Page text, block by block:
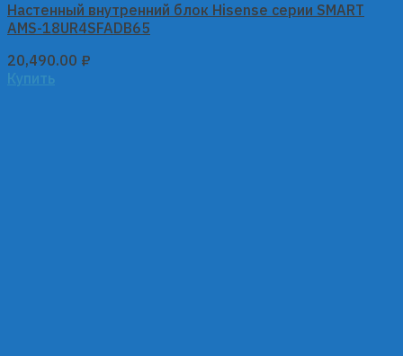
Настенный внутренний блок Hisense серии SMART
AMS-18UR4SFADB65
20,490.00 ₽
Купить